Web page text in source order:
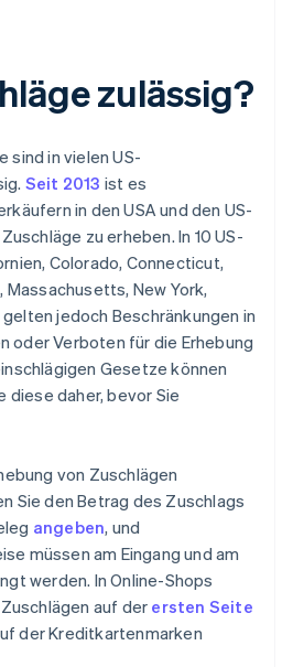
zulässig?
sind in vielen US-
Seit 2013 ist es
in den USA und den US-
zu erheben. In 10 US-
Colorado, Connecticut,
Massachusetts, New York,
jedoch Beschränkungen in
oder Verboten für die Erhebung
Gesetze können
diese daher, bevor Sie
von Zuschlägen
Sie den Betrag des Zuschlags
angeben, und
müssen am Eingang und am
werden. In Online-Shops
auf der ersten Seite
der Kreditkartenmarken